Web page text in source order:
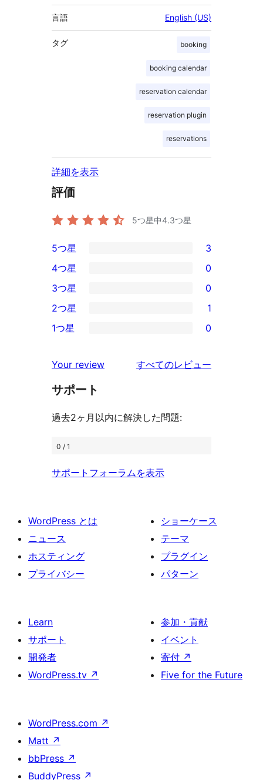
言語 English (US)
タグ booking
booking calendar
reservation calendar
reservation plugin
reservations
詳細を表示
評価
5つ星中4.3つ星
3
5-
星
レ
ビ
ー
5つ星 3
4-
星
レ
ュ
ー
4つ星 0
0
3-
星
ビ
ュ
3つ星 0
2-
レ
ビ
ー
2つ星 1
星
レ
ュ
ー
1つ星 0
Your review すべてのレビュー
サポート
過去2ヶ月以内に解決した問題:
0 / 1
サポートフォーラムを表示
WordPress とは
ニュース
ホスティング
プライバシー
ショーケース
テーマ
プラグイン
パターン
Learn
サポート
開発者
WordPress.tv ↗
参加・貢献
イベント
寄付 ↗
Five for the Future
WordPress.com ↗
Matt ↗
bbPress ↗
BuddyPress ↗